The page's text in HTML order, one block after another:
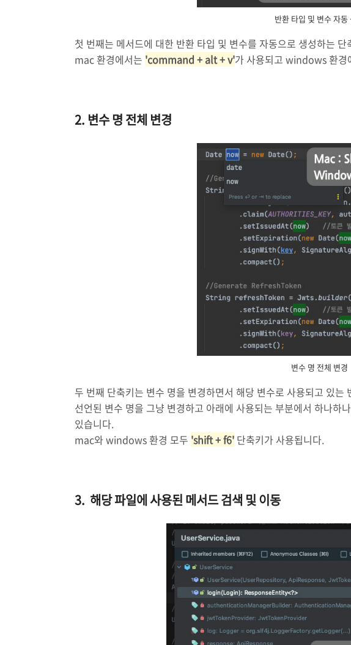
반환 타입 및 변수 자동
첫 번째는 메서드에 대한 반환 타입 및 변수를 자동으로 생성하는 단
mac 환경에서는 'command + alt + v'가 사용되고 windows 환경
2. 변수 명 전체 변경
변수 명 전체 변경
두 번째 단축키는 변수 명을 변경하면서 해당 변수로 사용되고 있
선언된 변수 명을 그냥 변경하고 아래에 사용되는 부분에서 하나하
있습니다.
mac와 windows 환경 모두 'shift + f6' 단축키가 사용됩니다.
3. 해당 파일에 사용된 메서드 검색 및 이동